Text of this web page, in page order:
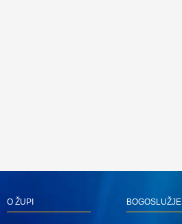
O ŽUPI BOGOSLUŽJE